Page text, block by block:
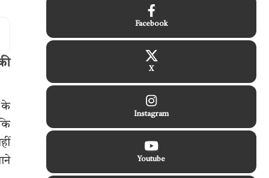
के
Facebook
X
Instagram
Youtube